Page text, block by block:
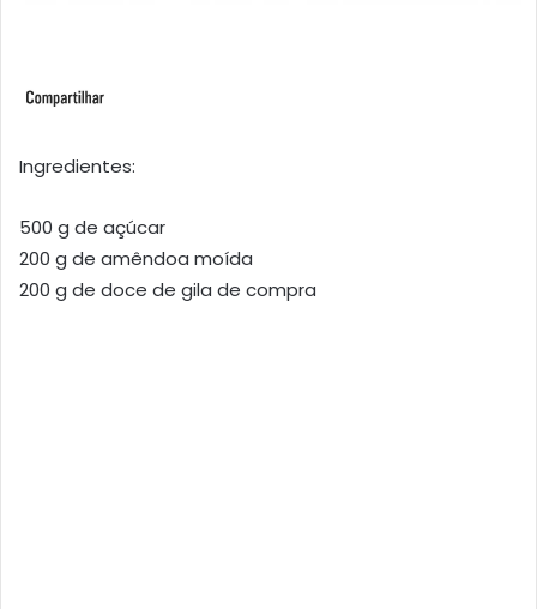
Ingredientes:
500 g de açúcar
200 g de amêndoa moída
200 g de doce de gila de compra